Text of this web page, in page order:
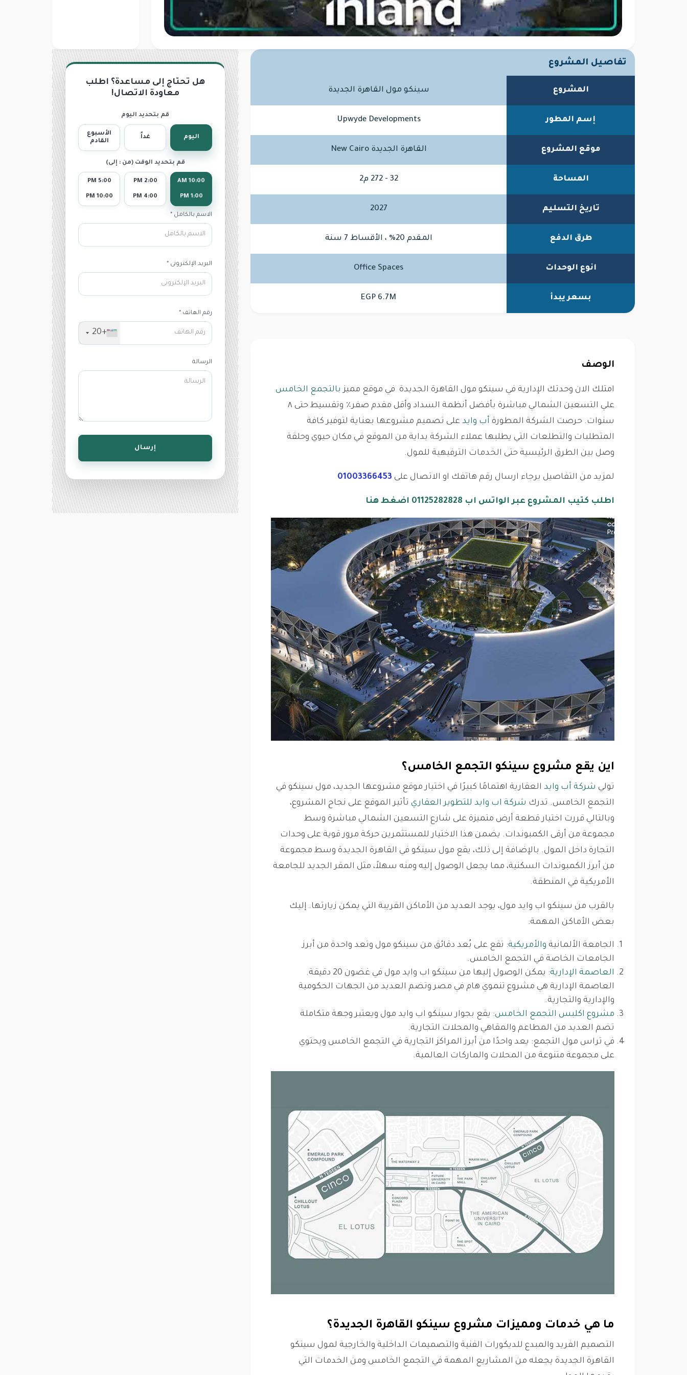
تفاصيل المشروع
المشروع سينكو مول القاهرة الجديدة
إسم المطور Upwyde Developments
موقع المشروع القاهرة الجديدة New Cairo
المساحة 32 - 272 م2
تاريخ التسليم 2027
طرق الدفع المقدم 20% ، الأقساط 7 سنة
انوع الوحدات Office Spaces
بسعر يبدأ EGP 6.7M
الوصف
امتلك الان وحدتك الإدارية في سينكو مول القاهرة الجديدة في موقع مميز بالتجمع الخامس
علي التسعين الشمالي مباشرة بأفضل أنظمة السداد وأقل مقدم صفر٪ وتقسيط حتى ٨
سنوات. حرصت الشركة المطورة أب وايد على تصميم مشروعها بعناية لتوفير كافة
المتطلبات والتطلعات التي يطلبها عملاء الشركة بداية من الموقع في مكان حيوي وحلقة
وصل بين الطرق الرئيسية حتى الخدمات الترفيهية للمول.
لمزيد من التفاصيل برجاء ارسال رقم هاتفك او الاتصال على 01003366453
اطلب كتيب المشروع عبر الواتس اب 01125282828 اضغط هنا
اين يقع مشروع سينكو التجمع الخامس؟
تولي شركة أب وايد العقارية اهتمامًا كبيرًا في اختيار موقع مشروعها الجديد، مول سينكو في
التجمع الخامس. تدرك شركة اب وايد للتطوير العقاري تأثير الموقع على نجاح المشروع،
وبالتالي قررت اختيار قطعة أرض متميزة على شارع التسعين الشمالي مباشرة وسط
مجموعة من أرقى الكمبوندات. يضمن هذا الاختيار للمستثمرين حركة مرور قوية على وحدات
التجارة داخل المول. بالإضافة إلى ذلك، يقع مول سينكو في القاهرة الجديدة وسط مجموعة
من أبرز الكمبوندات السكنية، مما يجعل الوصول إليه ومنه سهلاً، مثل المقر الجديد للجامعة
الأمريكية في المنطقة.
بالقرب من سينكو اب وايد مول، يوجد العديد من الأماكن القريبة التي يمكن زيارتها. إليك
بعض الأماكن المهمة:
الجامعة الألمانية والأمريكية: تقع على بُعد دقائق من سينكو مول وتعد واحدة من أبرز
الجامعات الخاصة في التجمع الخامس.
العاصمة الإدارية
: يمكن الوصول إليها من سينكو اب وايد مول في غضون 20 دقيقة.
العاصمة الإدارية هي مشروع تنموي هام في مصر وتضم العديد من الجهات الحكومية
والإدارية والتجارية.
مشروع اكلبس التجمع الخامس: يقع بجوار سينكو اب وايد مول ويعتبر وجهة متكاملة
تضم العديد من المطاعم والمقاهي والمحلات التجارية.
في تراس مول التجمع: يعد واحدًا من أبرز المراكز التجارية في التجمع الخامس ويحتوي
على مجموعة متنوعة من المحلات والماركات العالمية.
ما هي خدمات ومميزات مشروع سينكو القاهرة الجديدة؟
التصميم الفريد والمبدع للديكورات الفنية والتصميمات الداخلية والخارجية لمول سينكو
القاهرة الجديدة يجعله من المشاريع المهمة في التجمع الخامس ومن الخدمات التي
هل تحتاج إلى مساعدة؟ اطلب
معاودة الاتصال!
قم بتحديد اليوم
اليوم غداً
الأسبوع
القادم
قم بتحديد الوقت (من : إلى)
10:00 AM
1:00 PM
2:00 PM
4:00 PM
5:00 PM
10:00 PM
الاسم بالكامل *
البريد الإلكترونى *
رقم الهاتف *
+20
الرسالة
إرسال